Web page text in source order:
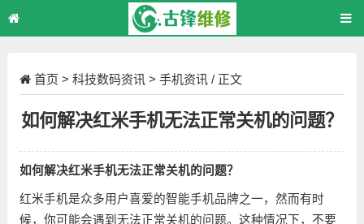
首页 > 科技数码资讯 > 手机资讯 / 正文
如何解决红米手机无法正常关机的问题？
如何解决红米手机无法正常关机的问题？
红米手机是众多用户喜爱的智能手机品牌之一，然而有时
候，你可能会遇到无法正常关机的问题。这种情况下，不要